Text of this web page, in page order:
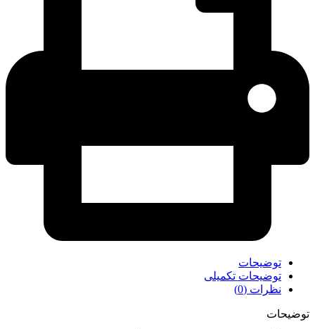
توضیحات
توضیحات تکمیلی
نظرات (0)
توضیحات